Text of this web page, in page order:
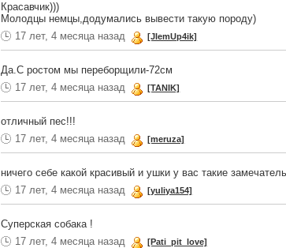
Красавчик)))
Молодцы немцы,додумались вывести такую породу)
17 лет, 4 месяца назад
[JIemUp4ik]
Да.С ростом мы переборщили-72см
17 лет, 4 месяца назад
[TANIK]
отличный пес!!!
17 лет, 4 месяца назад
[meruza]
ничего себе какой красивый и ушки у вас такие
17 лет, 4 месяца назад
[yuliya154]
Суперская собака !
17 лет, 4 месяца назад
[Pati_pit_love]